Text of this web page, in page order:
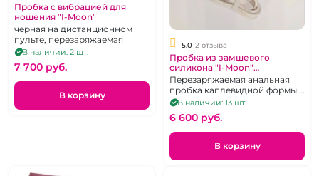
Пробка с вибрацией для
ношения "I-Moon"
черная на дистанционном
пульте, перезаряжаемая
В наличии: 2 шт.
7 700 pуб.
В корзину
5.0 2 отзыва
Пробка из замшевого
силикона "I-Moon"
перезаряжаемая бело-
розовое амбре на д/у
Перезаряжаемая анальная
пробка каплевидной формы с
дистанционным
управлением.
В наличии: 13 шт.
6 600 pуб.
В корзину